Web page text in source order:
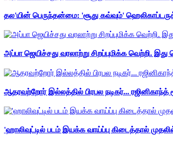
தல'யின் பெருந்தன்மை: 'சூது கவ்வும்'
அப்பா ஜெயிச்சது வரலாற்று சிறப்புமிக்க வெற்றி.
ஆதரவற்றோர் இல்லத்தில் பிரபல நடிகர்... ரஜினிகாந்த்
'ஹாலிவுட்டில் படம் இயக்க வாய்ப்பு கிடைத்தால்